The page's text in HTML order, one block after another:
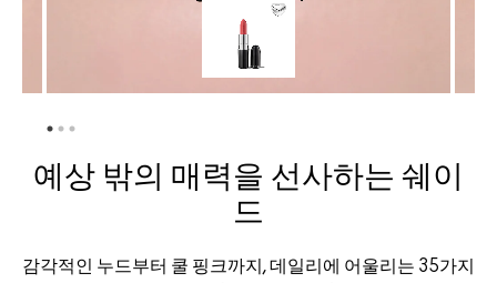
예상 밖의 매력을 선사하는 쉐이
드
감각적인 누드부터 쿨 핑크까지, 데일리에 어울리는 35가지